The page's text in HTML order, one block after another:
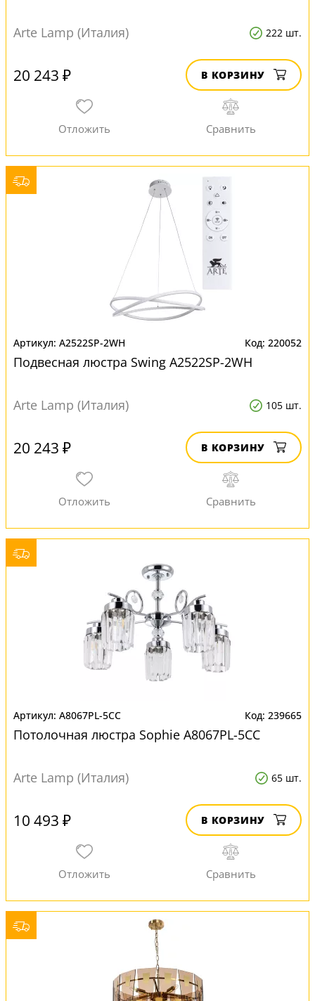
Arte Lamp (Италия) 222 шт.
20 243 ₽ В КОРЗИНУ
A2522SP-2WH 220052
Подвесная люстра Swing A2522SP-2WH
Arte Lamp (Италия) 105 шт.
20 243 ₽ В КОРЗИНУ
A8067PL-5CC 239665
Потолочная люстра Sophie A8067PL-5CC
Arte Lamp (Италия) 65 шт.
10 493 ₽ В КОРЗИНУ